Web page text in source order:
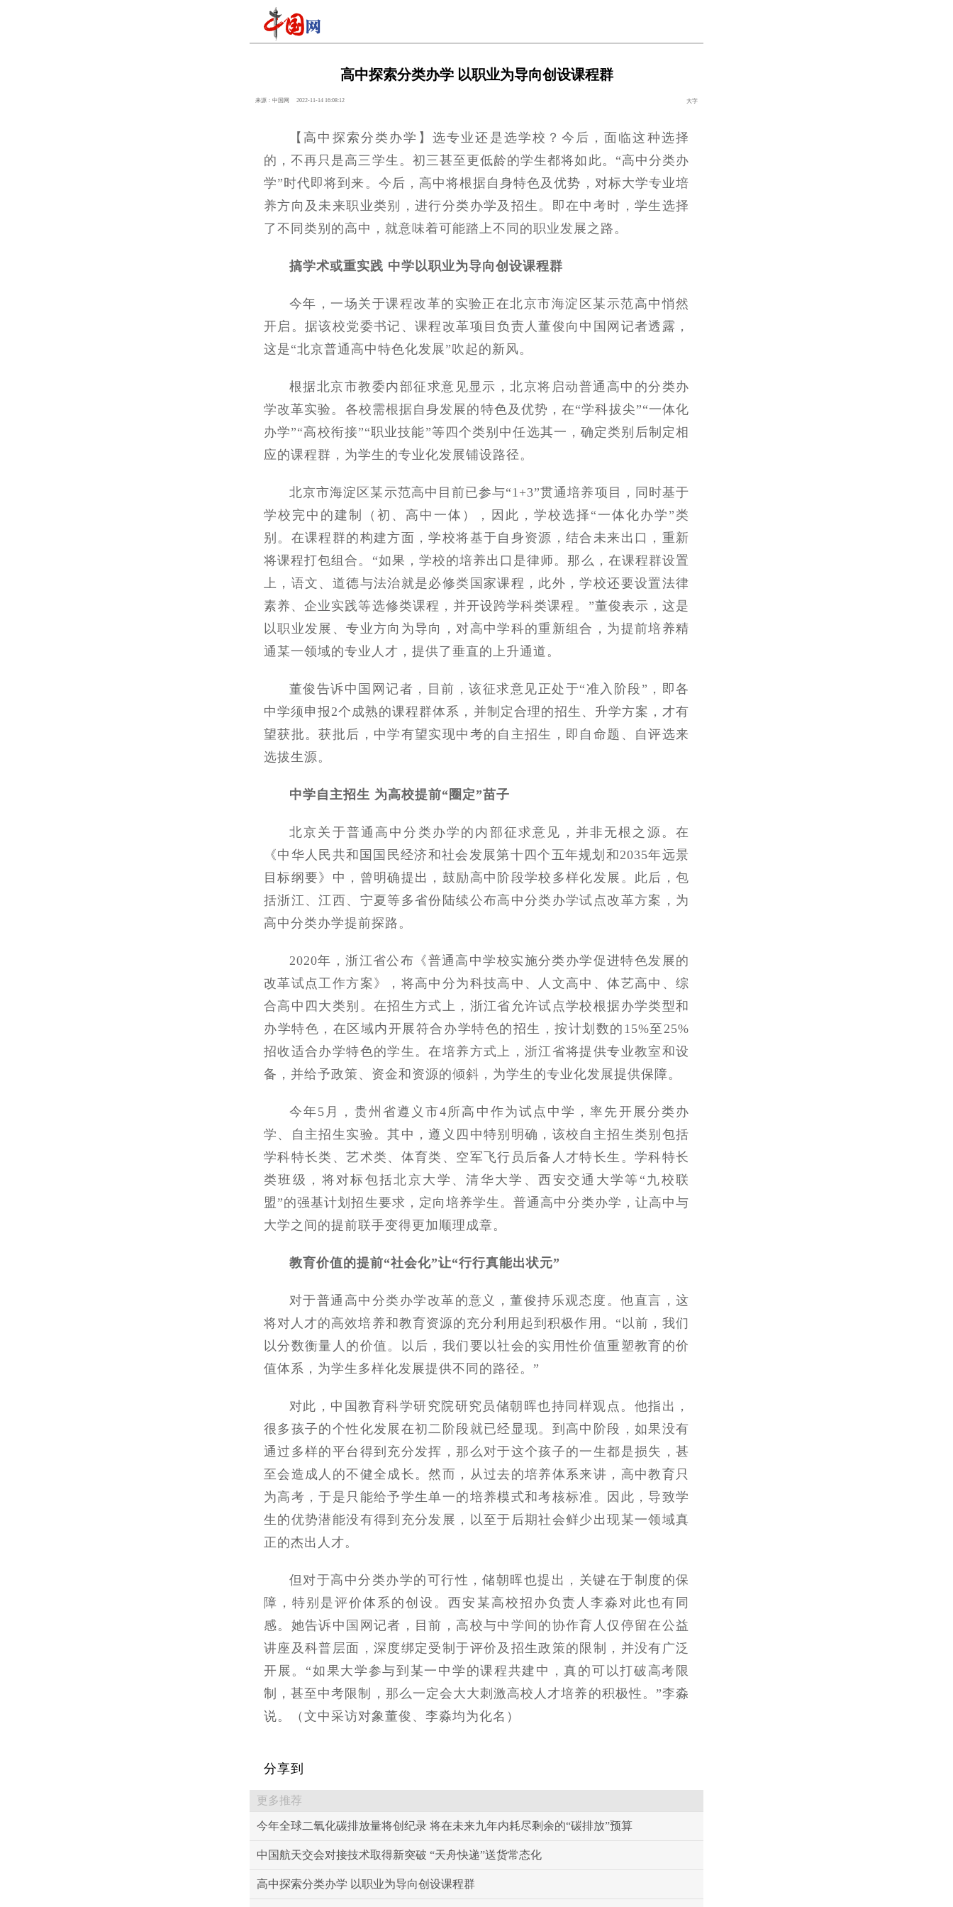
高中探索分类办学 以职业为导向创设课程群
来源：中国网 2022-11-14 16:08:12 大字
【高中探索分类办学】选专业还是选学校？今后，面临这种选择
的，不再只是高三学生。初三甚至更低龄的学生都将如此。“高中分类办
学”时代即将到来。今后，高中将根据自身特色及优势，对标大学专业培
养方向及未来职业类别，进行分类办学及招生。即在中考时，学生选择
了不同类别的高中，就意味着可能踏上不同的职业发展之路。
搞学术或重实践 中学以职业为导向创设课程群
今年，一场关于课程改革的实验正在北京市海淀区某示范高中悄然
开启。据该校党委书记、课程改革项目负责人董俊向中国网记者透露，
这是“北京普通高中特色化发展”吹起的新风。
根据北京市教委内部征求意见显示，北京将启动普通高中的分类办
学改革实验。各校需根据自身发展的特色及优势，在“学科拔尖”“一体化
办学”“高校衔接”“职业技能”等四个类别中任选其一，确定类别后制定相
应的课程群，为学生的专业化发展铺设路径。
北京市海淀区某示范高中目前已参与“1+3”贯通培养项目，同时基于
学校完中的建制（初、高中一体），因此，学校选择“一体化办学”类
别。在课程群的构建方面，学校将基于自身资源，结合未来出口，重新
将课程打包组合。“如果，学校的培养出口是律师。那么，在课程群设置
上，语文、道德与法治就是必修类国家课程，此外，学校还要设置法律
素养、企业实践等选修类课程，并开设跨学科类课程。”董俊表示，这是
以职业发展、专业方向为导向，对高中学科的重新组合，为提前培养精
通某一领域的专业人才，提供了垂直的上升通道。
董俊告诉中国网记者，目前，该征求意见正处于“准入阶段”，即各
中学须申报2个成熟的课程群体系，并制定合理的招生、升学方案，才有
望获批。获批后，中学有望实现中考的自主招生，即自命题、自评选来
选拔生源。
中学自主招生 为高校提前“圈定”苗子
北京关于普通高中分类办学的内部征求意见，并非无根之源。在
《中华人民共和国国民经济和社会发展第十四个五年规划和2035年远景
目标纲要》中，曾明确提出，鼓励高中阶段学校多样化发展。此后，包
括浙江、江西、宁夏等多省份陆续公布高中分类办学试点改革方案，为
高中分类办学提前探路。
2020年，浙江省公布《普通高中学校实施分类办学促进特色发展的
改革试点工作方案》，将高中分为科技高中、人文高中、体艺高中、综
合高中四大类别。在招生方式上，浙江省允许试点学校根据办学类型和
办学特色，在区域内开展符合办学特色的招生，按计划数的15%至25%
招收适合办学特色的学生。在培养方式上，浙江省将提供专业教室和设
备，并给予政策、资金和资源的倾斜，为学生的专业化发展提供保障。
今年5月，贵州省遵义市4所高中作为试点中学，率先开展分类办
学、自主招生实验。其中，遵义四中特别明确，该校自主招生类别包括
学科特长类、艺术类、体育类、空军飞行员后备人才特长生。学科特长
类班级，将对标包括北京大学、清华大学、西安交通大学等“九校联
盟”的强基计划招生要求，定向培养学生。普通高中分类办学，让高中与
大学之间的提前联手变得更加顺理成章。
教育价值的提前“社会化”让“行行真能出状元”
对于普通高中分类办学改革的意义，董俊持乐观态度。他直言，这
将对人才的高效培养和教育资源的充分利用起到积极作用。“以前，我们
以分数衡量人的价值。以后，我们要以社会的实用性价值重塑教育的价
值体系，为学生多样化发展提供不同的路径。”
对此，中国教育科学研究院研究员储朝晖也持同样观点。他指出，
很多孩子的个性化发展在初二阶段就已经显现。到高中阶段，如果没有
通过多样的平台得到充分发挥，那么对于这个孩子的一生都是损失，甚
至会造成人的不健全成长。然而，从过去的培养体系来讲，高中教育只
为高考，于是只能给予学生单一的培养模式和考核标准。因此，导致学
生的优势潜能没有得到充分发展，以至于后期社会鲜少出现某一领域真
正的杰出人才。
但对于高中分类办学的可行性，储朝晖也提出，关键在于制度的保
障，特别是评价体系的创设。西安某高校招办负责人李淼对此也有同
感。她告诉中国网记者，目前，高校与中学间的协作育人仅停留在公益
讲座及科普层面，深度绑定受制于评价及招生政策的限制，并没有广泛
开展。“如果大学参与到某一中学的课程共建中，真的可以打破高考限
制，甚至中考限制，那么一定会大大刺激高校人才培养的积极性。”李淼
说。（文中采访对象董俊、李淼均为化名）
分享到
更多推荐
今年全球二氧化碳排放量将创纪录 将在未来九年内耗尽剩余的“碳排放”预算
中国航天交会对接技术取得新突破 “天舟快递”送货常态化
高中探索分类办学 以职业为导向创设课程群